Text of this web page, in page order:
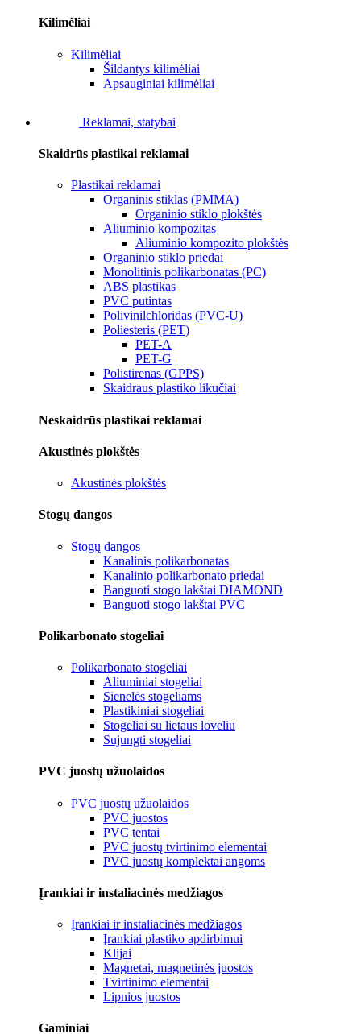
Kilimėliai
Kilimėliai
Šildantys kilimėliai
Apsauginiai kilimėliai
Reklamai, statybai
Skaidrūs plastikai reklamai
Plastikai reklamai
Organinis stiklas (PMMA)
Organinio stiklo plokštės
Aliuminio kompozitas
Aliuminio kompozito plokštės
Organinio stiklo priedai
Monolitinis polikarbonatas (PC)
ABS plastikas
PVC putintas
Polivinilchloridas (PVC-U)
Poliesteris (PET)
PET-A
PET-G
Polistirenas (GPPS)
Skaidraus plastiko likučiai
Neskaidrūs plastikai reklamai
Akustinės plokštės
Akustinės plokštės
Stogų dangos
Stogų dangos
Kanalinis polikarbonatas
Kanalinio polikarbonato priedai
Banguoti stogo lakštai DIAMOND
Banguoti stogo lakštai PVC
Polikarbonato stogeliai
Polikarbonato stogeliai
Aliuminiai stogeliai
Sienelės stogeliams
Plastikiniai stogeliai
Stogeliai su lietaus loveliu
Sujungti stogeliai
PVC juostų užuolaidos
PVC juostų užuolaidos
PVC juostos
PVC tentai
PVC juostų tvirtinimo elementai
PVC juostų komplektai angoms
Įrankiai ir instaliacinės medžiagos
Įrankiai ir instaliacinės medžiagos
Įrankiai plastiko apdirbimui
Klijai
Magnetai, magnetinės juostos
Tvirtinimo elementai
Lipnios juostos
Gaminiai